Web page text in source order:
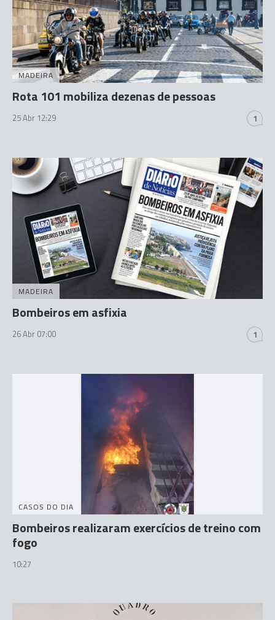
MADEIRA
Rota 101 mobiliza dezenas de pessoas
25 Abr 12:29 1
MADEIRA
Bombeiros em asfixia
26 Abr 07:00 1
CASOS DO DIA
Bombeiros realizaram exercícios de treino com
fogo
10:27